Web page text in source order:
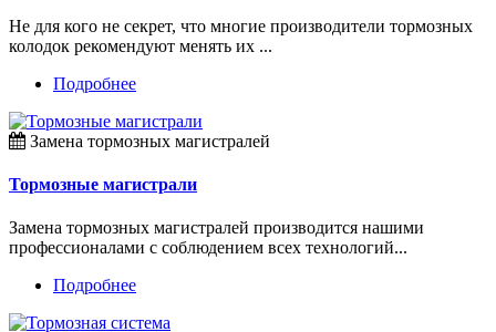
Не для кого не секрет, что многие производители тормозных
колодок рекомендуют менять их ...
Подробнее
Замена тормозных магистралей
Тормозные магистрали
Замена тормозных магистралей производится нашими
профессионалами с соблюдением всех технологий...
Подробнее